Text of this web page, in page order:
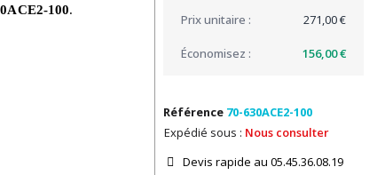
100.
271,00 €
156,00 €
Référence 70-630ACE2-100
Expédié sous : Nous consulter
Devis rapide au 05.45.36.08.19​